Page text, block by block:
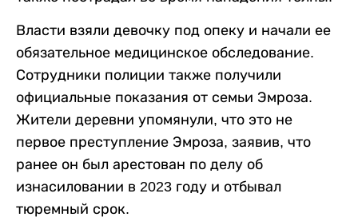
Власти взяли девочку под опеку и начали ее
обязательное медицинское обследование.
Сотрудники полиции также получили
официальные показания от семьи Эмроза.
Жители деревни упомянули, что это не
первое преступление Эмроза, заявив, что
ранее он был арестован по делу об
изнасиловании в 2023 году и отбывал
тюремный срок.